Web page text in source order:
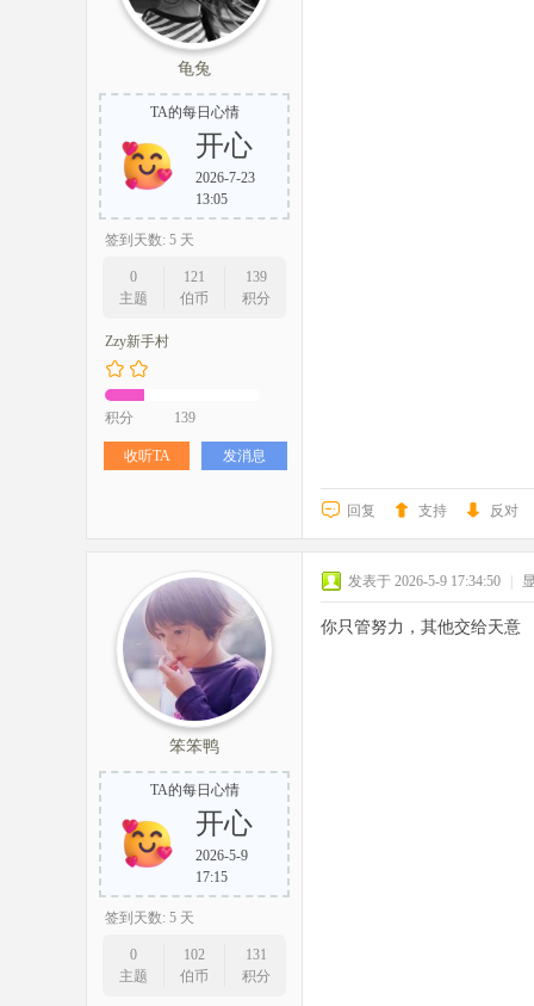
龟兔
TA的每日心情
开心
2026-7-23
13:05
签到天数: 5 天
0
主题
121
伯币
139
积分
Zzy新手村
积分 139
收听TA 发消息
回复 支持 反对
笨笨鸭
TA的每日心情
开心
2026-5-9
17:15
签到天数: 5 天
0
主题
102
伯币
131
积分
发表于 2026-5-9 17:34:50
你只管努力，其他交给天意